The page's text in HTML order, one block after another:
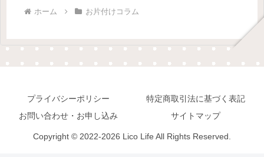
ホーム お片付けコラム
プライバシーポリシー
特定商取引法に基づく表記
お問い合わせ・お申し込み
サイトマップ
Copyright © 2022-2026 Lico Life All Rights Reserved.